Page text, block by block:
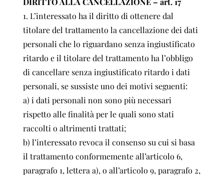
1. L’interessato ha il diritto di ottenere dal
titolare del trattamento la cancellazione dei dati
personali che lo riguardano senza ingiustificato
ritardo e il titolare del trattamento ha l’obbligo
di cancellare senza ingiustificato ritardo i dati
personali, se sussiste uno dei motivi seguenti:
a) i dati personali non sono più necessari
rispetto alle finalità per le quali sono stati
raccolti o altrimenti trattati;
b) l’interessato revoca il consenso su cui si basa
il trattamento conformemente all’articolo 6,
paragrafo 1, lettera a), o all’articolo 9, paragrafo 2,